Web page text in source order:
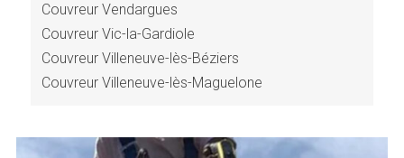
Couvreur Vendargues
Couvreur Vic-la-Gardiole
Couvreur Villeneuve-lès-Béziers
Couvreur Villeneuve-lès-Maguelone